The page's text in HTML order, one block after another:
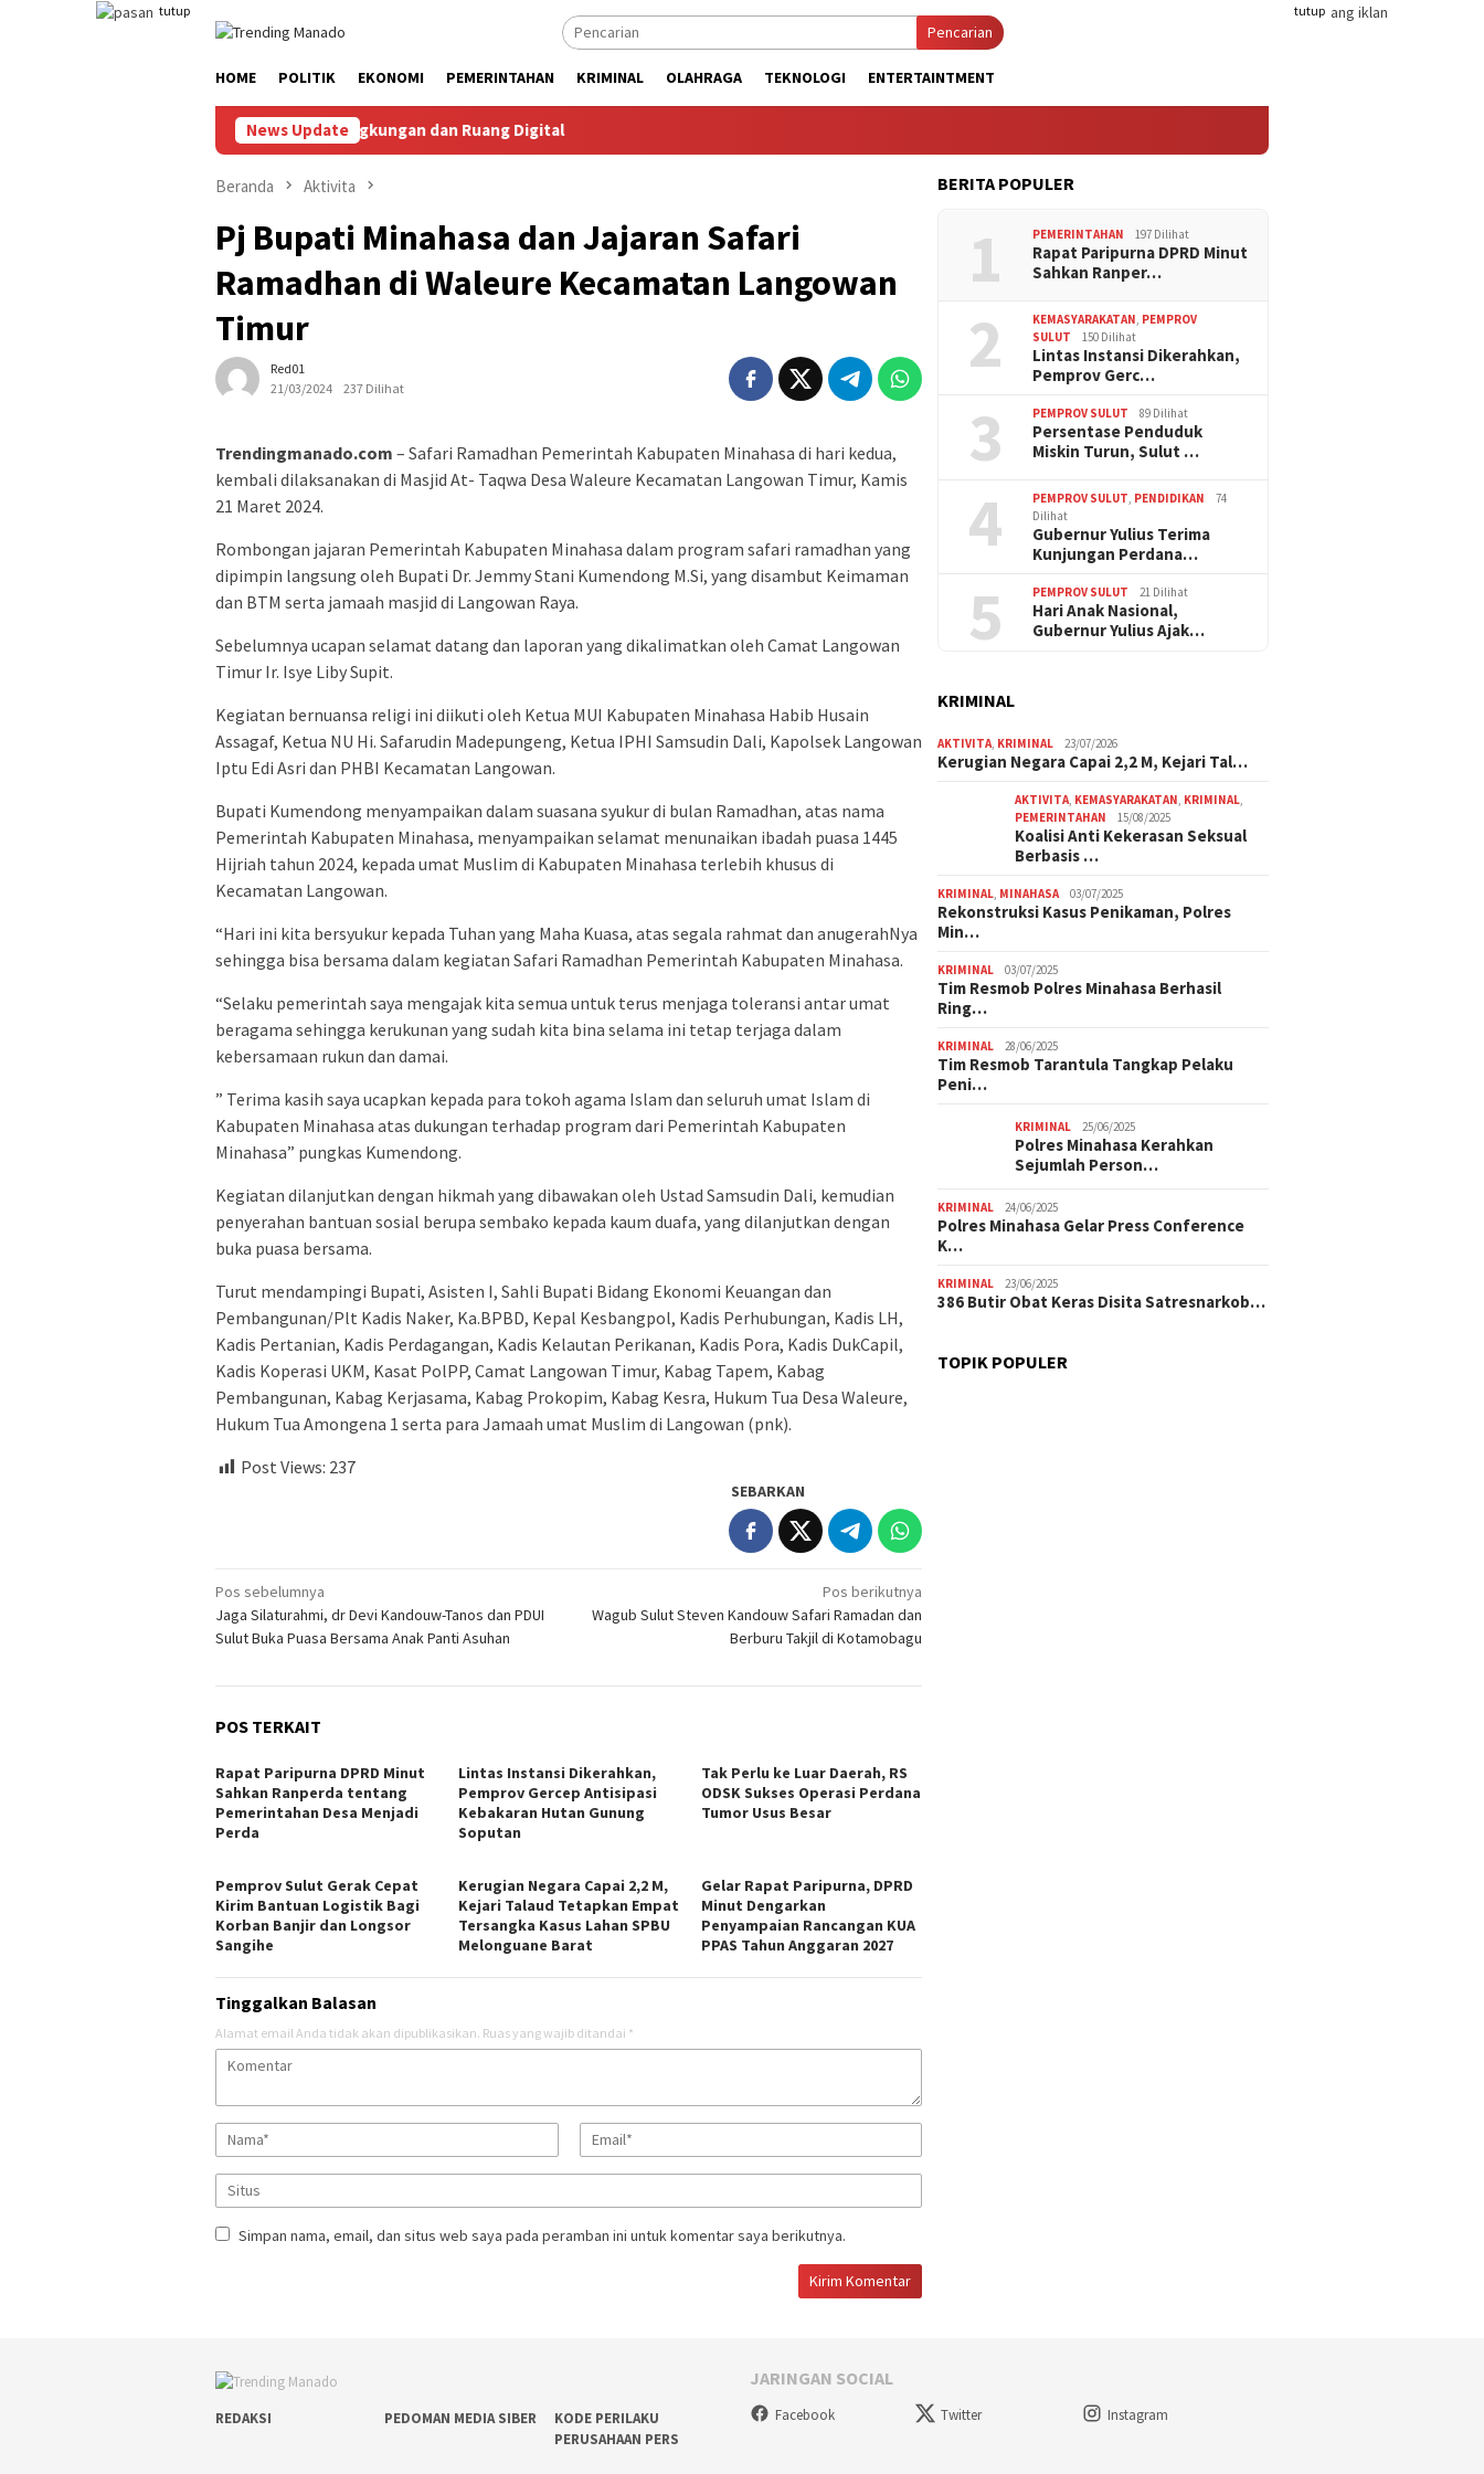
tutup tutup
Pencarian
HOME POLITIK EKONOMI PEMERINTAHAN KRIMINAL OLAHRAGA TEKNOLOGI ENTERTAINTMENT
News Update
Penuhi Hak Anak, Jaga Keamanan Lingkungan dan Ruang Digital
Beranda Aktivita
Pj Bupati Minahasa dan Jajaran Safari
Ramadhan di Waleure Kecamatan Langowan
Timur
Red01
21/03/2024
237 Dilihat
Trendingmanado.com – Safari Ramadhan Pemerintah Kabupaten Minahasa di hari kedua,
kembali dilaksanakan di Masjid At- Taqwa Desa Waleure Kecamatan Langowan Timur, Kamis
21 Maret 2024.
Rombongan jajaran Pemerintah Kabupaten Minahasa dalam program safari ramadhan yang
dipimpin langsung oleh Bupati Dr. Jemmy Stani Kumendong M.Si, yang disambut Keimaman
dan BTM serta jamaah masjid di Langowan Raya.
Sebelumnya ucapan selamat datang dan laporan yang dikalimatkan oleh Camat Langowan
Timur Ir. Isye Liby Supit.
Kegiatan bernuansa religi ini diikuti oleh Ketua MUI Kabupaten Minahasa Habib Husain
Assagaf, Ketua NU Hi. Safarudin Madepungeng, Ketua IPHI Samsudin Dali, Kapolsek Langowan
Iptu Edi Asri dan PHBI Kecamatan Langowan.
Bupati Kumendong menyampaikan dalam suasana syukur di bulan Ramadhan, atas nama
Pemerintah Kabupaten Minahasa, menyampaikan selamat menunaikan ibadah puasa 1445
Hijriah tahun 2024, kepada umat Muslim di Kabupaten Minahasa terlebih khusus di
Kecamatan Langowan.
“Hari ini kita bersyukur kepada Tuhan yang Maha Kuasa, atas segala rahmat dan anugerahNya
sehingga bisa bersama dalam kegiatan Safari Ramadhan Pemerintah Kabupaten Minahasa.
“Selaku pemerintah saya mengajak kita semua untuk terus menjaga toleransi antar umat
beragama sehingga kerukunan yang sudah kita bina selama ini tetap terjaga dalam
kebersamaan rukun dan damai.
” Terima kasih saya ucapkan kepada para tokoh agama Islam dan seluruh umat Islam di
Kabupaten Minahasa atas dukungan terhadap program dari Pemerintah Kabupaten
Minahasa” pungkas Kumendong.
Kegiatan dilanjutkan dengan hikmah yang dibawakan oleh Ustad Samsudin Dali, kemudian
penyerahan bantuan sosial berupa sembako kepada kaum duafa, yang dilanjutkan dengan
buka puasa bersama.
Turut mendampingi Bupati, Asisten I, Sahli Bupati Bidang Ekonomi Keuangan dan
Pembangunan/Plt Kadis Naker, Ka.BPBD, Kepal Kesbangpol, Kadis Perhubungan, Kadis LH,
Kadis Pertanian, Kadis Perdagangan, Kadis Kelautan Perikanan, Kadis Pora, Kadis DukCapil,
Kadis Koperasi UKM, Kasat PolPP, Camat Langowan Timur, Kabag Tapem, Kabag
Pembangunan, Kabag Kerjasama, Kabag Prokopim, Kabag Kesra, Hukum Tua Desa Waleure,
Hukum Tua Amongena 1 serta para Jamaah umat Muslim di Langowan (pnk).
Post Views: 237
SEBARKAN
Navigasi
pos
Pos sebelumnya
Jaga Silaturahmi, dr Devi Kandouw-Tanos dan PDUI
Sulut Buka Puasa Bersama Anak Panti Asuhan
Pos berikutnya
Wagub Sulut Steven Kandouw Safari Ramadan dan
Berburu Takjil di Kotamobagu
POS TERKAIT
Rapat Paripurna DPRD Minut
Sahkan Ranperda tentang
Pemerintahan Desa Menjadi
Perda
Lintas Instansi Dikerahkan,
Pemprov Gercep Antisipasi
Kebakaran Hutan Gunung
Soputan
Tak Perlu ke Luar Daerah, RS
ODSK Sukses Operasi Perdana
Tumor Usus Besar
Pemprov Sulut Gerak Cepat
Kirim Bantuan Logistik Bagi
Korban Banjir dan Longsor
Sangihe
Kerugian Negara Capai 2,2 M,
Kejari Talaud Tetapkan Empat
Tersangka Kasus Lahan SPBU
Melonguane Barat
Gelar Rapat Paripurna, DPRD
Minut Dengarkan
Penyampaian Rancangan KUA
PPAS Tahun Anggaran 2027
Tinggalkan Balasan
Alamat email Anda tidak akan dipublikasikan. Ruas yang wajib ditandai *
Simpan nama, email, dan situs web saya pada peramban ini untuk komentar saya berikutnya.
BERITA POPULER
1 PEMERINTAHAN 197 Dilihat
Rapat Paripurna DPRD Minut
Sahkan Ranper…
2 KEMASYARAKATAN, PEMPROV
SULUT
150 Dilihat
Lintas Instansi Dikerahkan,
Pemprov Gerc…
3 PEMPROV SULUT 89 Dilihat
Persentase Penduduk
Miskin Turun, Sulut …
4 PEMPROV SULUT, PENDIDIKAN
74
Dilihat
Gubernur Yulius Terima
Kunjungan Perdana…
5 PEMPROV SULUT 21 Dilihat
Hari Anak Nasional,
Gubernur Yulius Ajak…
KRIMINAL
AKTIVITA, KRIMINAL 23/07/2026
Kerugian Negara Capai 2,2 M, Kejari Tal…
AKTIVITA, KEMASYARAKATAN, KRIMINAL,
PEMERINTAHAN
15/08/2025
Koalisi Anti Kekerasan Seksual
Berbasis …
KRIMINAL, MINAHASA 03/07/2025
Rekonstruksi Kasus Penikaman, Polres
Min…
KRIMINAL 03/07/2025
Tim Resmob Polres Minahasa Berhasil
Ring…
KRIMINAL 28/06/2025
Tim Resmob Tarantula Tangkap Pelaku
Peni…
KRIMINAL 25/06/2025
Polres Minahasa Kerahkan
Sejumlah Person…
KRIMINAL 24/06/2025
Polres Minahasa Gelar Press Conference
K…
KRIMINAL 23/06/2025
386 Butir Obat Keras Disita Satresnarkob…
TOPIK POPULER
REDAKSI PEDOMAN MEDIA SIBER
KODE PERILAKU
PERUSAHAAN PERS
JARINGAN SOCIAL
Facebook Twitter Instagram